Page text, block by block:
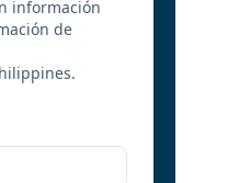
información
de